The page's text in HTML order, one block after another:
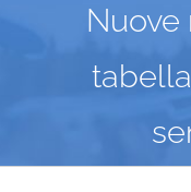
Nuove